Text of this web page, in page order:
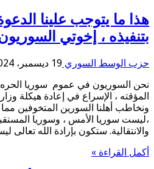
هذا ما يتوجب علينا
بتنفيذه ، إخوتي
حزب الوسط السوري 19 ديسمبر، 2024
نحن السوريون في عموم سوريا الحره ،
المؤقته ، الإسراع في إعادة هيكلة
ونخاطب أهلنا السورين المتخوفين
،ليست سوريا الأمس ، وسوريا
والانتقالية. ستكون بإرادة الله
أكمل القراءة »